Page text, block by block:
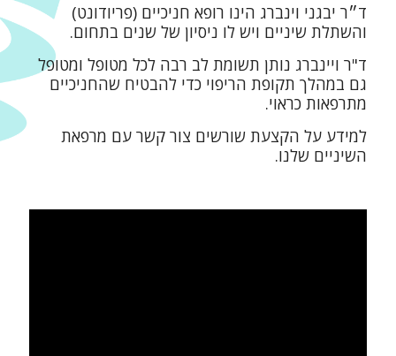
ד״ר יבגני וינברג הינו רופא חניכיים (פריודונט)
והשתלת שיניים ויש לו ניסיון של שנים בתחום.
ד"ר ויינברג נותן תשומת לב רבה לכל מטופל ומטופל
גם במהלך תקופת הריפוי כדי להבטיח שהחניכיים
מתרפאות כראוי.
למידע על הקצעת שורשים צור קשר עם מרפאת
השיניים שלנו.